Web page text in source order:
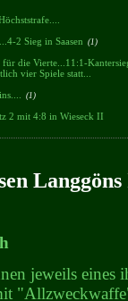
2 Sieg in Saasen (1)
für die Vierte...11:1-
vier Spiele statt...
(1)
2 mit 4:8 in Wieseck II
jeweils eines